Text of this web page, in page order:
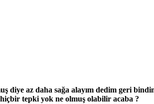
az daha sağa alayım dedim geri
tepki yok ne olmuş olabilir acaba ?